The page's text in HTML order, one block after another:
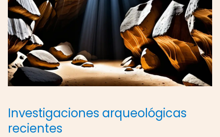
Investigaciones arqueológicas
recientes